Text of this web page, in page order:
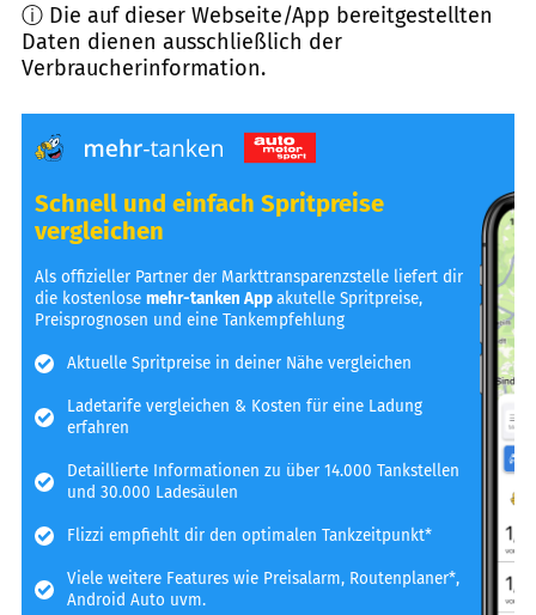
ⓘ Die auf dieser Webseite/App bereitgestellten
Daten dienen ausschließlich der
Verbraucherinformation.
Schnell und einfach Spritpreise
vergleichen
Als offizieller Partner der Markttransparenzstelle liefert dir
die kostenlosemehr-tanken Appakutelle Spritpreise,
Preisprognosen und eine Tankempfehlung
Aktuelle Spritpreise in deiner Nähe vergleichen
Ladetarife vergleichen & Kosten für eine Ladung
erfahren
Detaillierte Informationen zu über 14.000 Tankstellen
und 30.000 Ladesäulen
Flizzi empfiehlt dir den optimalen Tankzeitpunkt*
Viele weitere Features wie Preisalarm, Routenplaner*,
Android Auto uvm.